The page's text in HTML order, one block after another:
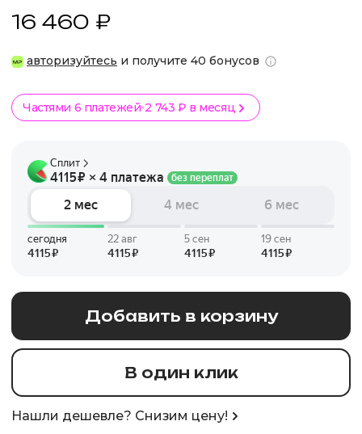
16 460 ₽
авторизуйтесь и получите 40 бонусов
Частями 6 платежей 2 743 ₽ в месяц
Добавить в корзину
В один клик
Нашли дешевле? Снизим цену!